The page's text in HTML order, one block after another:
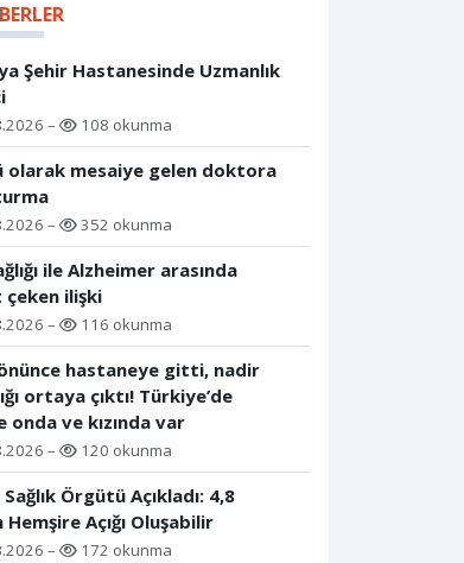
Şehir Hastanesinde Uzmanlık
– 108 okunma
olarak mesaiye gelen doktora
– 352 okunma
ile Alzheimer arasında
ilişki
– 116 okunma
hastaneye gitti, nadir
ortaya çıktı! Türkiye’de
onda ve kızında var
– 120 okunma
Örgütü Açıkladı: 4,8
Açığı Oluşabilir
– 172 okunma